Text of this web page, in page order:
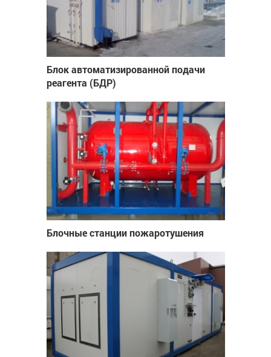
Блок автоматизированной подачи
реагента (БДР)
Блочные станции пожаротушения